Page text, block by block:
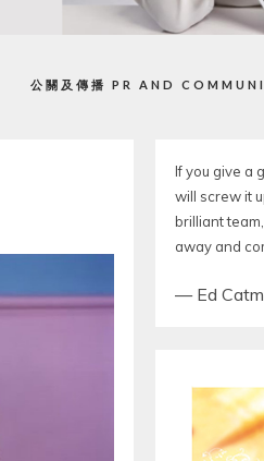
公關及傳播 PR AND
If you give a
will screw it
brilliant
away and
— Ed